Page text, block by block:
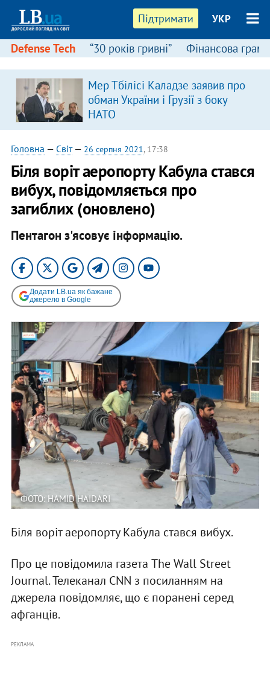
Підтримати УКР
Defense Tech “30 років гривні” Фінансова
Мер Тбілісі Каладзе заявив про
обман України і Грузії з боку
НАТО
Головна — Світ— 26 серпня 2021, 17:38
Біля воріт аеропорту Кабула стався
вибух, повідомляється про
загиблих (оновлено)
Пентагон з'ясовує інформацію.
Додати LB.ua як бажане
джерело в Google
ФОТО: HAMID HAIDARI
Біля воріт аеропорту Кабула стався вибух.
Про це повідомила газета The Wall Street
Journal. Телеканал CNN з посиланням на
джерела повідомляє, що є поранені серед
афганців.
РЕКЛАМА